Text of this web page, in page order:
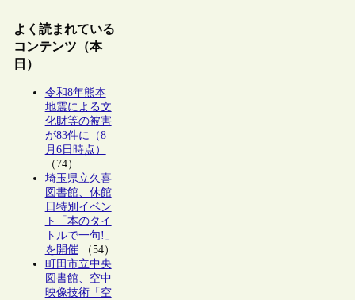
よく読まれている
コンテンツ（本
日）
令和8年熊本
地震による文
化財等の被害
が83件に（8
月6日時点）
（74）
埼玉県立久喜
図書館、休館
日特別イベン
ト「本のタイ
トルで一句!」
を開催（54）
町田市立中央
図書館、空中
映像技術「空